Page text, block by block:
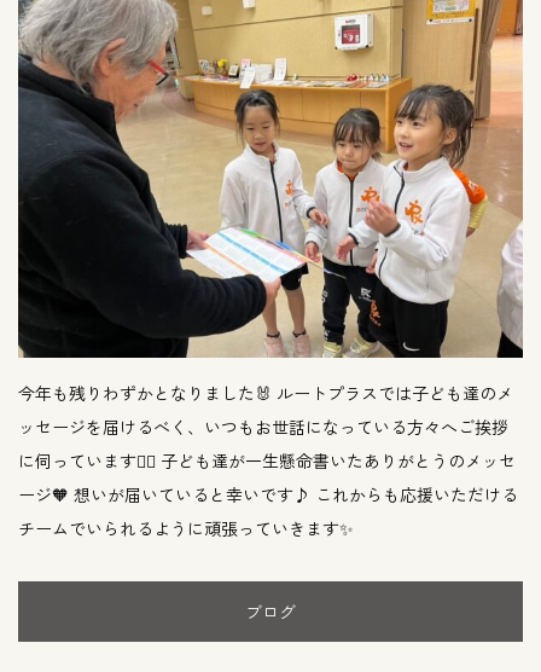
今年も残りわずかとなりました🐰 ルートプラスでは子ども達のメ
ッセージを届けるべく、いつもお世話になっている方々へご挨拶
に伺っています🙇‍♂️ 子ども達が一生懸命書いたありがとうのメッセ
ージ🧡 想いが届いていると幸いです♪ これからも応援いただける
チームでいられるように頑張っていきます✨
ブログ